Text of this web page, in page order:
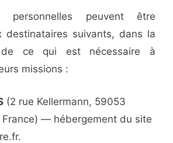
personnelles peuvent être
destinataires suivants, dans la
ce qui est nécessaire à
missions :
(2 rue Kellermann, 59053
France) — hébergement du site